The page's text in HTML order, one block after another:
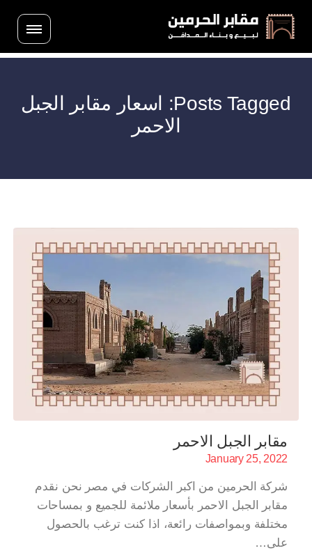
Posts Tagged: اسعار مقابر الجبل
الاحمر
مقابر الجبل الاحمر
January 25, 2022
شركة الحرمين من اكبر الشركات في مصر نحن نقدم
مقابر الجبل الاحمر بأسعار ملائمة للجميع و بمساحات
مختلفة وبمواصفات رائعة، اذا كنت ترغب بالحصول
على…